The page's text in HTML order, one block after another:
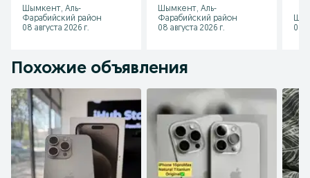
Шымкент, Аль-
Фарабийский район
08 августа 2026 г.
Шымкент, Аль-
Фарабийский район
08 августа 2026 г.
08
Похожие объявления